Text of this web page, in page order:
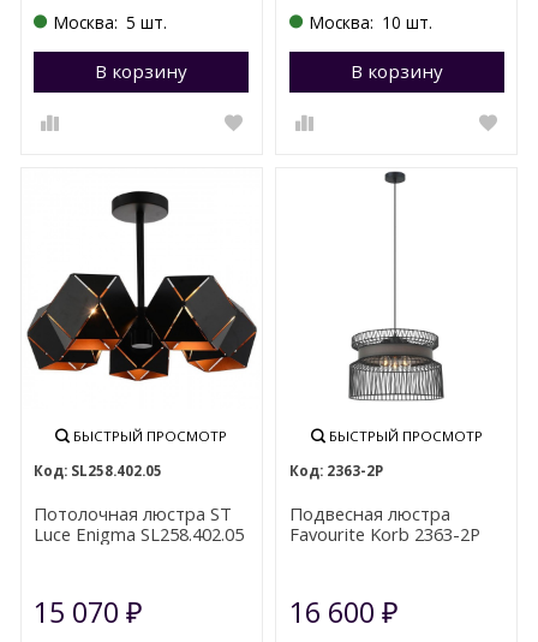
Москва: 5 шт.
В корзину Перейти в корзину
Москва: 10 шт.
В корзину
БЫСТРЫЙ ПРОСМОТР
SL258.402.05
Потолочная люстра ST
Luce Enigma SL258.402.05
15 070₽
БЫСТРЫЙ ПРОСМОТР
2363-2P
Подвесная люстра
Favourite Korb 2363-2P
16 600 ₽